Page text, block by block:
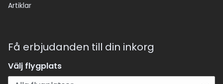
Artiklar
Få erbjudanden till din inkorg
Välj flygplats